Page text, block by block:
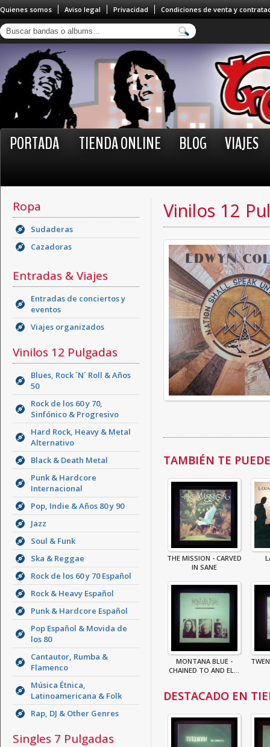
Quienes somos Aviso legal Privacidad Condiciones de venta y
PORTADA TIENDA ONLINE BLOG VIAJES
Ropa
Sudaderas
Cazadoras
Entradas & Viajes
Entradas de conciertos y
eventos
Viajes organizados
Vinilos 12 Pulgadas
Blues, Rock ´N´ Roll & Años
50
Rock de los 60 y 70,
Sinfónico & Progresivo
Hard Rock, Heavy & Metal
Alternativo
Black & Death Metal
Punk & Hardcore
Internacional
Pop, Indie & Años 80 y 90
Jazz
Soul & Funk
Ska & Reggae
Rock de los 60 y 70 Español
Rock & Heavy Español
Punk & Hardcore Español
Pop Español & Movida de
los 80
Cantautor, Rumba &
Flamenco
Música Étnica,
Latinoamericana & Folk
Rap, DJ & Other Genres
Singles 7 Pulgadas
Vinilos 12
TAMBIÉN TE
THE MISSION - CARVED
IN SANE
MONTANA BLUE -
CHAINED TO AND EL...
DESTACADO EN